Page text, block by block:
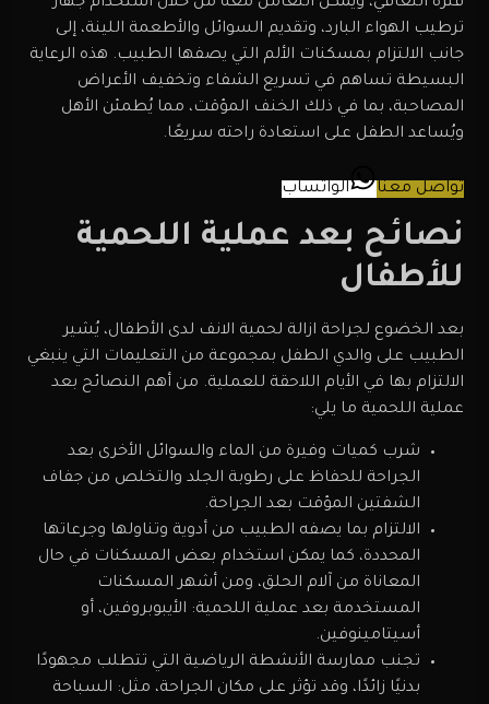
فترة التعافي، ويمكن التعامل معه من خلال استخدام جهاز
ترطيب الهواء البارد، وتقديم السوائل والأطعمة اللينة، إلى
جانب الالتزام بمسكنات الألم التي يصفها الطبيب. هذه الرعاية
البسيطة تساهم في تسريع الشفاء وتخفيف الأعراض
المصاحبة، بما في ذلك الخنف المؤقت، مما يُطمئن الأهل
ويُساعد الطفل على استعادة راحته سريعًا.
تواصل معنا الواتساب
نصائح بعد عملية اللحمية
للأطفال
بعد الخضوع لجراحة ازالة لحمية الانف لدى الأطفال، يُشير
الطبيب على والدي الطفل بمجموعة من التعليمات التي ينبغي
الالتزام بها في الأيام اللاحقة للعملية. من أهم النصائح بعد
عملية اللحمية ما يلي:
شرب كميات وفيرة من الماء والسوائل الأخرى بعد
الجراحة للحفاظ على رطوبة الجلد والتخلص من جفاف
الشفتين المؤقت بعد الجراحة.
الالتزام بما يصفه الطبيب من أدوية وتناولها وجرعاتها
المحددة، كما يمكن استخدام بعض المسكنات في حال
المعاناة من آلام الحلق، ومن أشهر المسكنات
المستخدمة بعد عملية اللحمية: الأيبوبروفين، أو
أسيتامينوفين.
تجنب ممارسة الأنشطة الرياضية التي تتطلب مجهودًا
بدنيًا زائدًا، وقد تؤثر على مكان الجراحة، مثل: السباحة